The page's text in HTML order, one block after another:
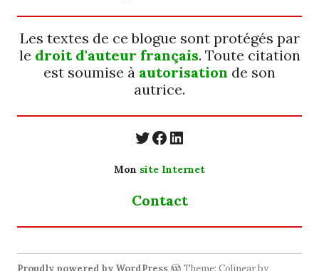
Les textes de ce blogue sont protégés par
le droit d'auteur français. Toute citation
est soumise à autorisation de son
autrice.
https://twitter.com/
https://
https://www.linkedin.com/in/cecyle-jung-cyjung/
Mon site Internet
Contact